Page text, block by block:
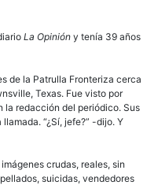
La Opinión y tenía 39 años
de la Patrulla Fronteriza cerca
Texas. Fue visto por
la redacción del periódico. Sus
“¿Sí, jefe?” -dijo. Y
crudas, reales, sin
suicidas, vendedores